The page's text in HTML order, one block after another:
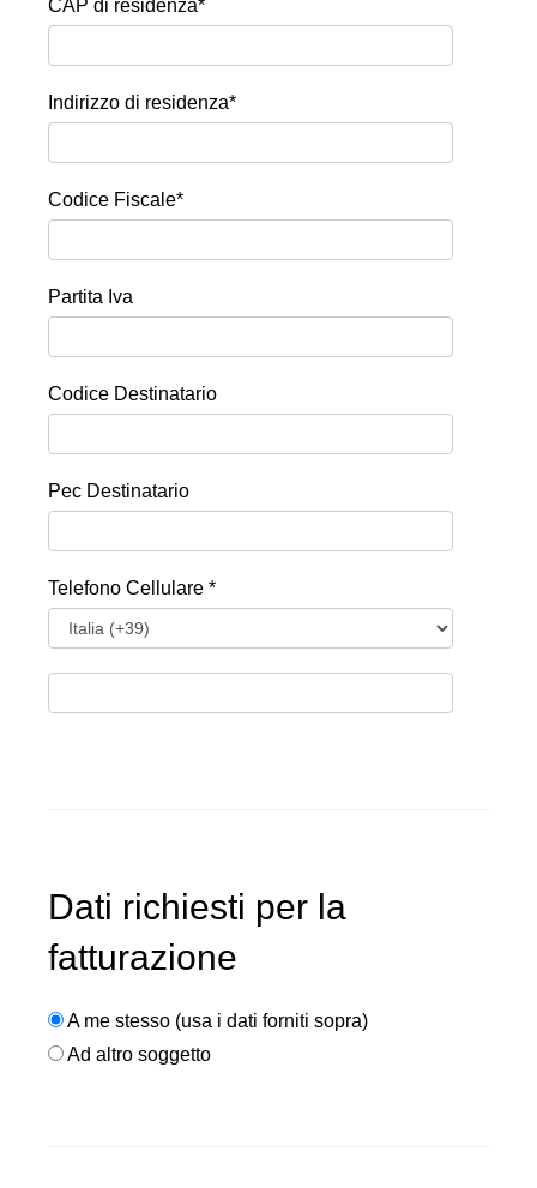
CAP di residenza*
Indirizzo di residenza*
Codice Fiscale*
Partita Iva
Codice Destinatario
Pec Destinatario
Telefono Cellulare *
Dati richiesti per la
fatturazione
A me stesso (usa i dati forniti sopra)
Ad altro soggetto